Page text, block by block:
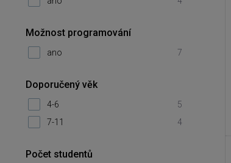
Možnost programování
ano 7
Doporučený věk
4-6
5
7-11
4
Počet studentů